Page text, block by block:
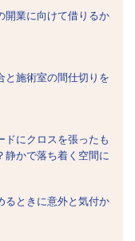
開業に向けて借りるか
と施術室の間仕切りを
ドにクロスを張ったも
静かで落ち着く空間に
るときに意外と気付か